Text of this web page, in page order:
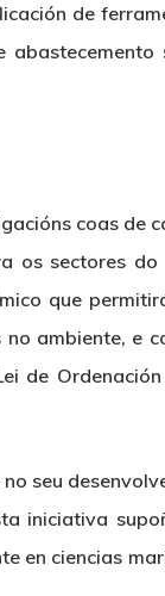
de
coas de
os sectores do
que
ambiente, e
de
seu
iniciativa
en ciencias